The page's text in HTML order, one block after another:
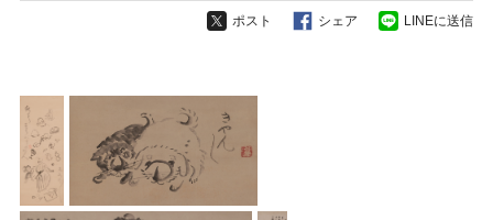
ポスト シェア LINEに送信